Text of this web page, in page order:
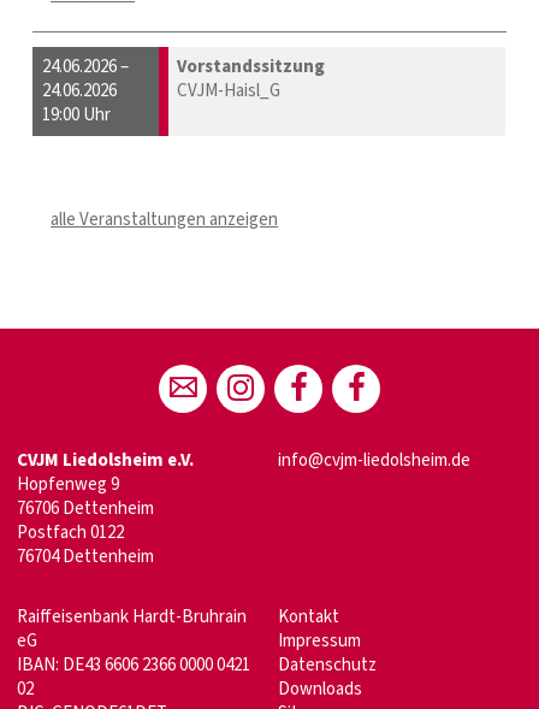
24.06.2026 –
24.06.2026
19:00 Uhr
Vorstandssitzung
CVJM-Haisl_G
alle Veranstaltungen anzeigen
CVJM Liedolsheim e.V.
Hopfenweg 9
76706 Dettenheim
Postfach 0122
76704 Dettenheim
info@cvjm-liedolsheim.de
Raiffeisenbank Hardt-Bruhrain
eG
IBAN: DE43 6606 2366 0000 0421
02
Kontakt
Impressum
Datenschutz
Downloads